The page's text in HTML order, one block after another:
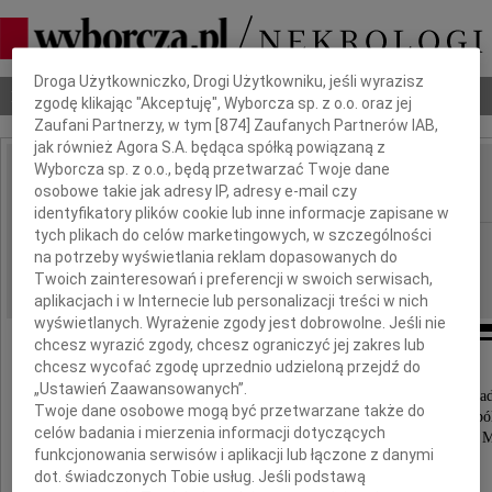
Nekrologi Odeszli Poradnik pogrzebowy
IMIĘ I NAZWISKO: Barbara Cyrańska
REGION: Częstochowa
DATA EMISJI: 21.03.2014
Serdeczne podziękowania
Rodzinie, Przyjaciołom, Współpracownikom,
oraz wszystkim tym, którzy łącząc się z nami w
uczestniczyli w uroczystości pogrzebowej naszej ukochanej
Dbamy o Twoją prywatność
Droga Użytkowniczko, Drogi Użytkowniku, jeśli wyrazisz
zgodę klikając "Akceptuję", Wyborcza sp. z o.o. oraz jej
Zaufani Partnerzy, w tym [874 ] Zaufanych Partnerów IAB,
jak również Agora S.A. będąca spółką powiązaną z
Wyborcza sp. z o.o., będą przetwarzać Twoje dane
osobowe takie jak adresy IP, adresy e-mail czy
identyfikatory plików cookie lub inne informacje zapisane w
tych plikach do celów marketingowych, w szczególności
na potrzeby wyświetlania reklam dopasowanych do
Twoich zainteresowań i preferencji w swoich serwisach,
aplikacjach i w Internecie lub personalizacji treści w nich
wyświetlanych. Wyrażenie zgody jest dobrowolne. Jeśli nie
chcesz wyrazić zgody, chcesz ograniczyć jej zakres lub
chcesz wycofać zgodę uprzednio udzieloną przejdź do
„Ustawień Zaawansowanych”.
Twoje dane osobowe mogą być przetwarzane także do
celów badania i mierzenia informacji dotyczących
funkcjonowania serwisów i aplikacji lub łączone z danymi
dot. świadczonych Tobie usług. Jeśli podstawą